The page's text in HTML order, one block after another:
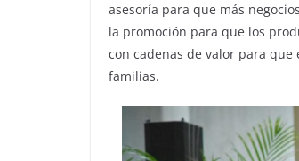
asesoría para que más
la promoción para que los
con cadenas de valor para
familias.